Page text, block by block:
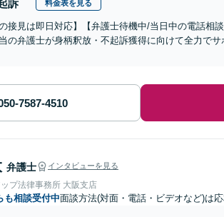
訴 料金表を見る
の接見は即日対応】【弁護士待機中/当日中の電話相
の弁護士が身柄釈放・不起訴獲得に向けて全力で
弁護士 インタビューを見る
プ法律事務所 大阪支店
も相談受付中面談方法(対面・電話・ビデオなど)は